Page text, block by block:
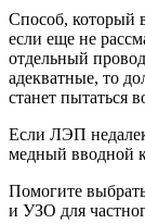
Способ, который
если еще не
отдельный
адекватные, то
станет пытаться
Если ЛЭП
медный вводной
Помогите
и УЗО для